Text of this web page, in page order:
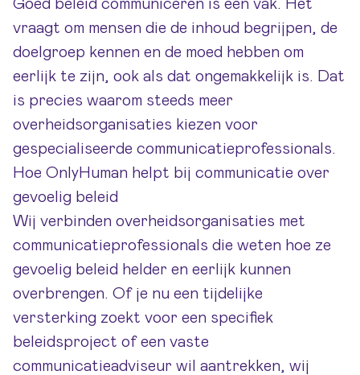
Goed beleid communiceren is een vak. Het
vraagt om mensen die de inhoud begrijpen, de
doelgroep kennen en de moed hebben om
eerlijk te zijn, ook als dat ongemakkelijk is. Dat
is precies waarom steeds meer
overheidsorganisaties kiezen voor
gespecialiseerde communicatieprofessionals.
Hoe OnlyHuman helpt bij communicatie over
gevoelig beleid
Wij verbinden overheidsorganisaties met
communicatieprofessionals die weten hoe ze
gevoelig beleid helder en eerlijk kunnen
overbrengen. Of je nu een tijdelijke
versterking zoekt voor een specifiek
beleidsproject of een vaste
communicatieadviseur wil aantrekken, wij